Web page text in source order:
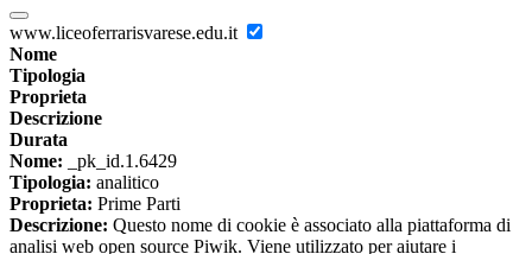
www.liceoferrarisvarese.edu.it
Nome
Tipologia
Proprieta
Descrizione
Durata
Nome: _pk_id.1.6429
Tipologia: analitico
Proprieta: Prime Parti
Descrizione: Questo nome di cookie è associato alla piattaforma di
analisi web open source Piwik. Viene utilizzato per aiutare i